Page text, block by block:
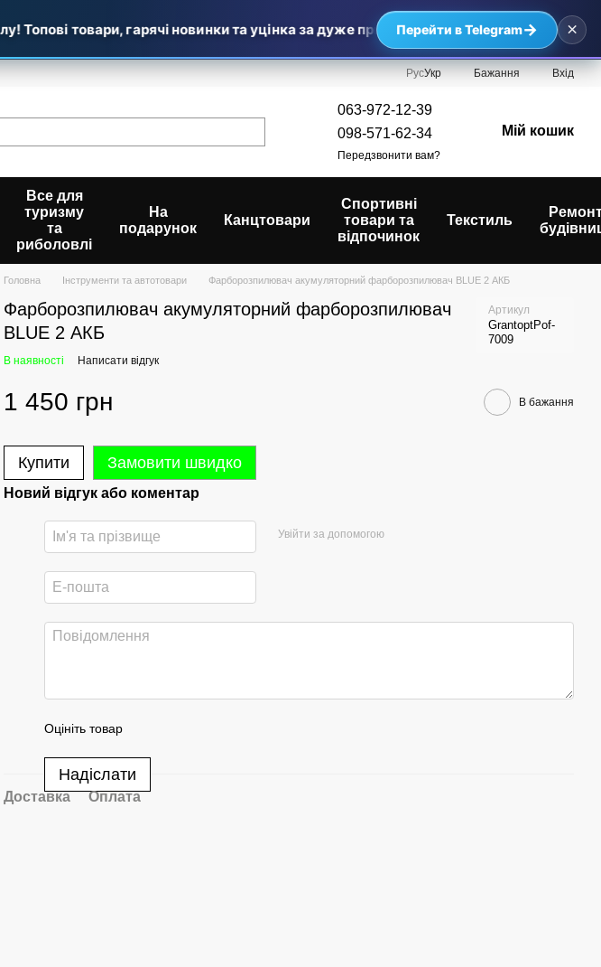
товари, гарячі новинки та уцінка за дуже приємними цінами — найвигідніші
Перейти в Telegram→ ×
РусУкр Бажання Вхід
063-972-12-39
098-571-62-34
Передзвонити вам?
Мій кошик
Все для
туризму
та
риболовлі
На
подарунок
Канцтовари
Спортивні
товари та
відпочинок
Текстиль
Головна Інструменти та автотовари Фарборозпилювач акумуляторний фарборозпилювач BLUE 2 АКБ
Фарборозпилювач акумуляторний фарборозпилювач
BLUE 2 АКБ
Артикул
GrantoptPof-
7009
В наявності Написати відгук
1 450 грн В бажання
Купити Замовити швидко
Новий відгук або коментар
Увійти за допомогою
Оцініть товар
Надіслати
Доставка Оплата